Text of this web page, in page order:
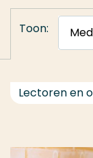
Toon:
Lectoren en